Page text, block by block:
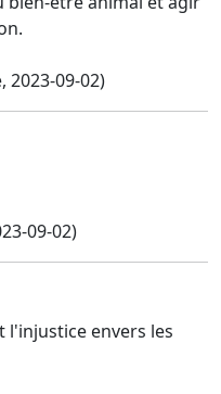
2023-09-02)
09-02)
l'injustice envers les